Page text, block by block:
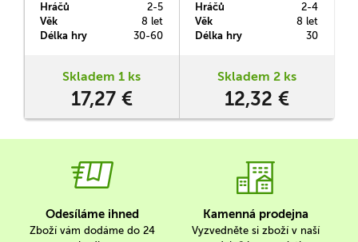
vašeho favorita v
gladiátorské aréně a
společně s ním se vyhýbat
přichystali spoluhráči.
Hráčů
2-5
Věk
8 let
Délka hry
30-60
Skladem 1 ks
17,27 €
hru Santorini. Obsahuje 17
nových postav a 2 nové
herní módy.
Hráčů
2-4
Věk
8 let
Délka hry
30
Skladem 2 ks
12,32 €
Odesíláme ihned
Zboží vám dodáme do 24
Kamenná prodejna
Vyzvedněte si zboží v naší